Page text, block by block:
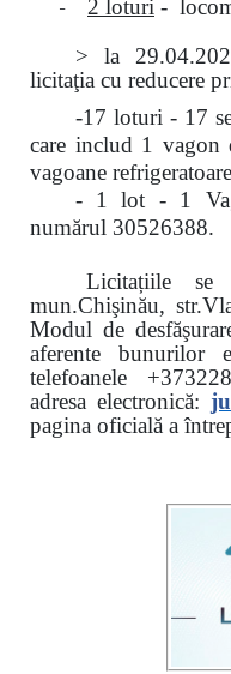
- 2 loturi -
> la
licitaţia cu reducere
-17 loturi - 17
care includ 1
vagoane
- 1 lot - 1
numărul 30526388.
Licitațiile se
mun.Chişinău,
Modul de
aferente bunurilor
telefoanele
adresa electronică:
pagina oficială a